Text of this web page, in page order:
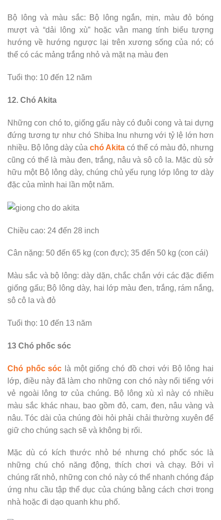
Bộ lông và màu sắc: Bộ lông ngắn, mịn, màu đỏ bóng
mượt và “dải lông xù” hoặc vằn mang tính biểu tượng
hướng về hướng ngược lại trên xương sống của nó; có
thể có các mảng trắng nhỏ và mặt nạ màu đen
Tuổi thọ: 10 đến 12 năm
12. Chó Akita
Những con chó to, giống gấu này có đuôi cong và tai dựng
đứng tương tự như chó Shiba Inu nhưng với tỷ lệ lớn hơn
nhiều. Bộ lông dày của chó Akita có thể có màu đỏ, nhưng
cũng có thể là màu đen, trắng, nâu và sô cô la. Mặc dù sở
hữu một Bộ lông dày, chúng chủ yếu rụng lớp lông tơ dày
đặc của mình hai lần một năm.
Chiều cao: 24 đến 28 inch
Cân nặng: 50 đến 65 kg (con đực); 35 đến 50 kg (con cái)
Màu sắc và bộ lông: dày dặn, chắc chắn với các đặc điểm
giống gấu; Bộ lông dày, hai lớp màu đen, trắng, rám nắng,
sô cô la và đỏ
Tuổi thọ: 10 đến 13 năm
13 Chó phốc sóc
Chó phốc sóc là một giống chó đồ chơi với Bộ lông hai
lớp, điều này đã làm cho những con chó này nổi tiếng với
vẻ ngoài lông tơ của chúng. Bộ lông xù xì này có nhiều
màu sắc khác nhau, bao gồm đỏ, cam, đen, nâu vàng và
nâu. Tóc dài của chúng đòi hỏi phải chải thường xuyên để
giữ cho chúng sạch sẽ và không bị rối.
Mặc dù có kích thước nhỏ bé nhưng chó phốc sóc là
những chú chó năng động, thích chơi và chạy. Bởi vì
chúng rất nhỏ, những con chó này có thể nhanh chóng đáp
ứng nhu cầu tập thể dục của chúng bằng cách chơi trong
nhà hoặc đi dạo quanh khu phố.